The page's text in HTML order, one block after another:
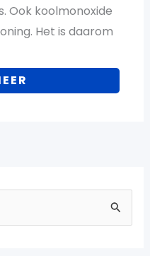
Ook koolmonoxide
Het is daarom